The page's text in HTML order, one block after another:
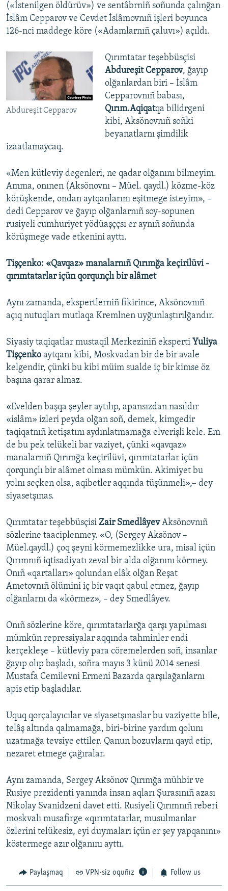
(«İstenilgen öldürüv») ve sentâbrniñ soñunda çalınğan
İslâm Cepparov ve Cevdet İslâmovnıñ işleri boyunca
126-nci maddege köre («Adamlarnıñ çaluvı») açıldı.
Abdureşit Cepparov
Qırımtatar teşebbüsçisi
Abdureşit Cepparov, ğayıp
olğanlardan biri – İslâm
Cepparovnıñ babası,
Qırım.Aqiqatqa bilidrgeni
kibi, Aksönovnıñ soñki
beyanatlarnı şimdilik
izaatlamaycaq.
«Men kütleviy degenleri, ne qadar olğanını bilmeyim.
Amma, onınen (Aksönovnı – Müel. qaydl.) közme-köz
körüşkende, ondan aytqanlarını eşitmege isteyim», –
dedi Cepparov ve ğayıp olğanlarnıñ soy-sopunen
rusiyeli cumhuriyet yödüaşççsı er aynıñ soñunda
körüşmege vade etkenini ayttı.
Tişçenko: «Qavqaz» manalarnıñ Qırımğa keçirilüvi -
qırımtatarlar içün qorqunçlı bir alâmet
Aynı zamanda, ekspertlerniñ fikirince, Aksönovnıñ
açıq nutuqları mutlaqa Kremlnen uyğunlaştırılğandır.
Siyasiy taqiqatlar mustaqil Merkeziniñ eksperti Yuliya
Tişçenko aytqanı kibi, Moskvadan bir de bir avale
kelgendir, çünki bu kibi müim sualde iç bir kimse öz
başına qarar almaz.
«Evelden başqa şeyler aytılıp, apansızdan nasıldır
«islâm» izleri peyda olğan soñ, demek, kimgedir
taqiqatnıñ ketişatını aydınlatmamağa elverişli kele. Em
de bu pek telükeli bar vaziyet, çünki «qavqaz»
manalarnıñ Qırımğa keçirilüvi, qırımtatarlar içün
qorqunçlı bir alâmet olması mümkün. Akimiyet bu
yolnı seçken olsa, aqibetler aqqında tüşünmeli»,– dey
siyasetşınas.
Qırımtatar teşebbüsçisi Zair SmedlâyevAksönovnıñ
sözlerine taaciplenmey. «O, (Sergey Aksönov –
Müel.qaydl.) çoq şeyni körmemezlikke ura, misal içün
Qırımnıñ iqtisadiyatı zeval bir alda olğanını körmey.
Onıñ «qartalları» qolundan elâk olğan Reşat
Ametovnıñ ölümini iç bir vaqıt qabul etmez, ğayıp
olğanlarnı da «körmez», – dey Smedlâyev.
Onıñ sözlerine köre, qırımtatarlarğa qarşı yapılması
mümkün repressiyalar aqqında tahminler endi
kerçekleşe – kütleviy para cöremelerden soñ, insanlar
ğayıp olıp başladı, soñra mayıs 3 künü 2014 senesi
Mustafa Cemilevni Ermeni Bazarda qarşılağanlarnı
apis etip başladılar.
Uquq qorçalayıcılar ve siyasetşınaslar bu vaziyette bile,
telâş altında qalmamağa, biri-birine yardım qolunı
uzatmağa tevsiye ettiler. Qanun bozuvlarnı qayd etip,
nezaret etmege çağıralar.
Aynı zamanda, Sergey Aksönov Qırımğa mühbir ve
Rusiye prezidenti yanında insan aqları Şurasınıñ azası
Nikolay Svanidzeni davet etti. Rusiyeli Qırımnıñ reberi
moskvalı musafirge «qırımtatarlar, musulmanlar
özlerini telükesiz, eyi duymaları içün er şey yapqanını»
köstermege azır olğanını ayttı.
Paylaşmaq VPN-siz oquñız Follow us